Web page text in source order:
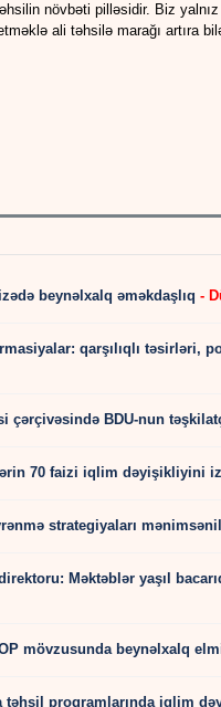
növbəti pilləsidir. Biz
ali təhsilə marağı artıra
beynəlxalq əməkdaşlıq -
qarşılıqlı təsirləri,
çərçivəsində BDU-nun
70 faizi iqlim dəyişikliyini
strategiyaları
Məktəblər yaşıl
mövzusunda beynəlxalq
təhsil proqramlarında iqlim